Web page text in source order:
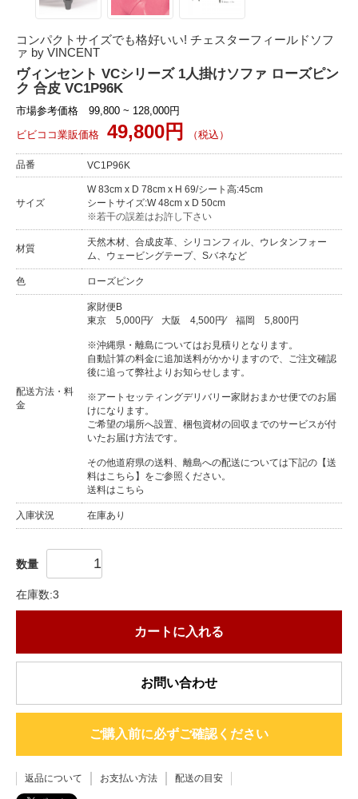
コンパクトサイズでも格好いい! チェスターフィールドソフ
ァ by VINCENT
ヴィンセント VCシリーズ 1人掛けソファ ローズピン
ク 合皮 VC1P96K
市場参考価格 99,800 ~ 128,000円
ビビココ業販価格
49,800円 （税込）
品番 VC1P96K
サイズ
W 83cm x D 78cm x H 69/シート高:45cm
シートサイズ:W 48cm x D 50cm
※若干の誤差はお許し下さい
材質
天然木材、合成皮革、シリコンフィル、ウレタンフォー
ム、ウェービングテープ、Sバネなど
色 ローズピンク
配送方法・料
金
家財便B
東京
5,000円⁄ 大阪 4,500円⁄ 福岡 5,800円
※沖縄県・離島についてはお見積りとなります。
自動計算の料金に追加送料がかかりますので、ご注文確認
後に追って弊社よりお知らせします。
※アートセッティングデリバリー家財おまかせ便でのお届
けになります。
ご希望の場所へ設置、梱包資材の回収までのサービスが付
いたお届け方法です。
その他道府県の送料、離島への配送については下記の【送
料はこちら】をご参照ください。
送料はこちら
入庫状況 在庫あり
数量
在庫数:3
カートに入れる
お問い合わせ
ご購入前に必ずご確認ください
返品について お支払い方法 配送の目安